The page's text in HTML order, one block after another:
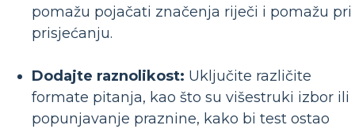
pomažu pojačati značenja riječi i pomažu pri
prisjećanju.
Dodajte raznolikost: Uključite različite
formate pitanja, kao što su višestruki izbor ili
popunjavanje praznine, kako bi test ostao